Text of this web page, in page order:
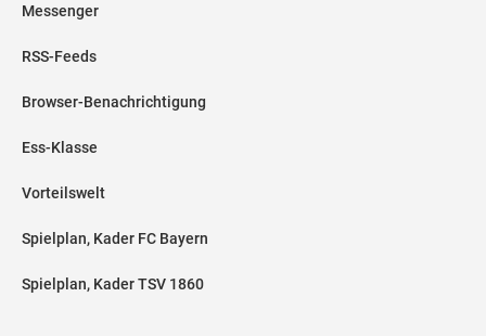
Messenger
RSS-Feeds
Browser-Benachrichtigung
Ess-Klasse
Vorteilswelt
Spielplan, Kader FC Bayern
Spielplan, Kader TSV 1860